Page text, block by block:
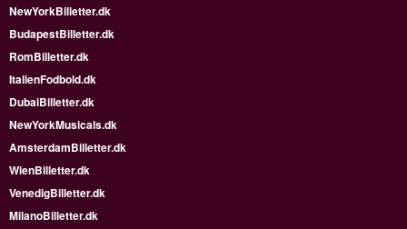
NewYorkBilletter.dk
BudapestBilletter.dk
RomBilletter.dk
ItalienFodbold.dk
DubaiBilletter.dk
NewYorkMusicals.dk
AmsterdamBilletter.dk
WienBilletter.dk
VenedigBilletter.dk
MilanoBilletter.dk